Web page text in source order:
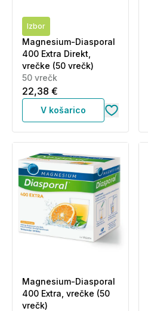
Izbor
Magnesium-Diasporal
400 Extra Direkt,
vrečke (50 vrečk)
50 vrečk
22,38 €
V košarico
Magnesium-Diasporal
400 Extra, vrečke (50
vrečk)